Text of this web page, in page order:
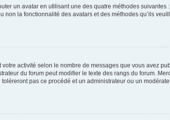
un avatar en utilisant une des quatre méthodes
non la fonctionnalité des avatars et des méthodes qu’ils
activité selon le nombre de messages que vous avez
du forum peut modifier le texte des rangs du forum.
pas ce procédé et un administrateur ou un